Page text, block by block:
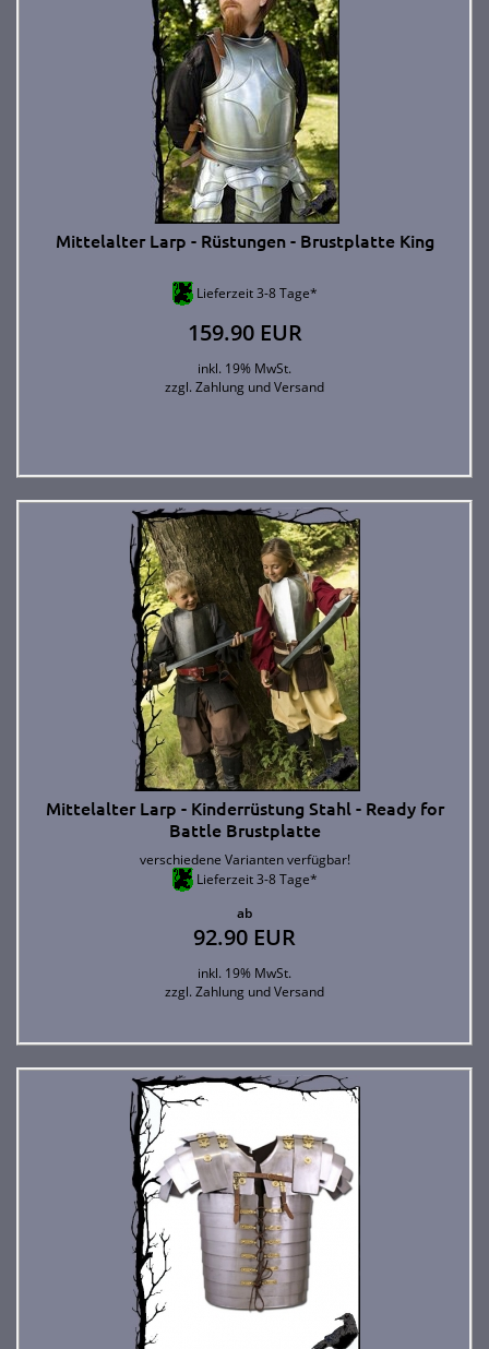
Mittelalter Larp - Rüstungen - Brustplatte King
Lieferzeit 3-8 Tage*
159.90 EUR
inkl. 19% MwSt.
zzgl.Zahlung und Versand
Mittelalter Larp - Kinderrüstung Stahl - Ready for
Battle Brustplatte
verschiedene Varianten verfügbar!
Lieferzeit 3-8 Tage*
ab
92.90 EUR
inkl. 19% MwSt.
zzgl.Zahlung und Versand